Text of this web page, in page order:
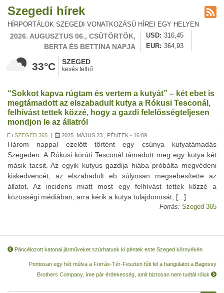
Szegedi hírek
HÍRPORTÁLOK SZEGEDI VONATKOZÁSÚ HÍREI EGY HELYEN
2026. AUGUSZTUS 06., CSÜTÖRTÖK,
BERTA ÉS BETTINA NAPJA
USD
316,45
EUR
364,93
33°C SZEGED
kevés felhő
“Sokkot kapva rúgtam és vertem a kutyát” – két ebet is
megtámadott az elszabadult kutya a Rókusi Tesconál,
felhívást tettek közzé, hogy a gazdi felelősségteljesen
mondjon le az állatról
SZEGED 365 | 2025. MÁJUS 23., PÉNTEK - 16:09
Három nappal ezelőtt történt egy csúnya kutyatámadás
Szegeden. A Rókusi körúti Tesconál támadott meg egy kutya két
másik tacsit. Az egyik kutyus gazdija hiába próbálta megvédeni
kiskedvencét, az elszabadult eb súlyosan megsebesítette az
állatot. Az incidens miatt most egy felhívást tettek közzé a
közösségi médiában, arra kérik a kutya tulajdonosát, [...]
Forrás: Szeged 365
Páncélozott katonai járműveket szúrhatunk ki péntek este Szeged környékén
Pontosan egy hét múlva a Forrás-Tér-Feszten fűti fel a hangulatot a Bagossy
Brothers Company, íme pár érdekesség, amit biztosan nem tudtál róluk